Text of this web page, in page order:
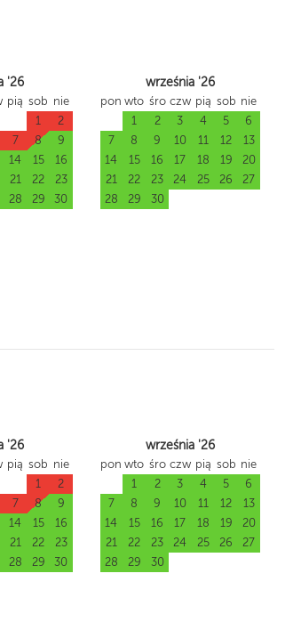
'26
pią sob nie
1
2
7 8
9
14 15
16
21 22
23
28 29
30
września '26
pon wto śro czw pią sob nie
1
2 3 4 5
6
7
8 9 10 11 12
13
14
15 16 17 18 19
20
21
22 23 24 25 26
27
28
29 30
'26
pią sob nie
1
2
7 8
9
14 15
16
21 22
23
28 29
30
września '26
pon wto śro czw pią sob nie
1
2 3 4 5
6
7
8 9 10 11 12
13
14
15 16 17 18 19
20
21
22 23 24 25 26
27
28
29 30